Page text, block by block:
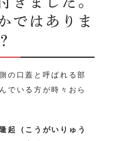
ではありま
の口蓋と呼ばれる部
でいる方が時々おら
起（こうがいりゅう